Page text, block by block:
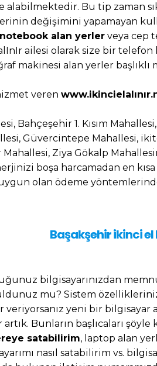
alabilmektedir. Bu tip zaman
değişimini yapamayan
notebook alan yerler veya cep
ailesi olarak size bir telefon
makinesi alan yerler başlıklı
veren
Bahçeşehir 1. Kısım
Güvercintepe Mahallesi,
Mahallesi, Ziya Gökalp
boşa harcamadan en
uygun olan ödeme
Başakşehir ikinci
bilgisayarınızdan
mu? Sistem
veriyorsanız yeni bir
Bunların başlıcaları şöyle
satabilirim, laptop alan
nasıl satabilirim vs.